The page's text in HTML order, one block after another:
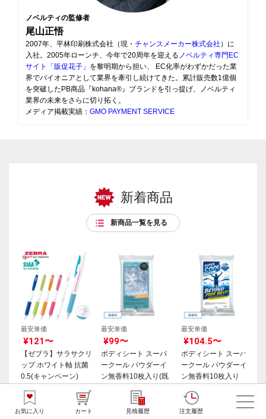
お気に入り カート 見積履歴 注文履歴
ノベルティの監修者
尾山正悟
2007年、平林印刷株式会社（現・ チャンスメーカー株式会社 ）に
入社。2005年ローンチ、今年で20周年を迎える ノベルティ専門EC
サイト「販促花子」 を黎明期から担い、 EC化率がわずかだった業
界でパイオニアとして業界を牽引し続けてきた。累計販売数1億個
を突破したPB商品『kohana®』ブランドを引っ提げ、ノベルティ
業界の未来をさらに切り拓く。
メディア掲載実績： GMO PAYMENT SERVICE
新着商品
新商品一覧を見る
最安単価
¥121〜
【ゼブラ】サラサクリ
ップ ホワイト軸 抗菌
0.5(キャンペーン)
最安単価
¥99〜
ボディシート スーパ
ークール パウダーイ
ン無香料10枚入り(既
最安単価
¥104.5〜
ボディシート スーパ
ークール パウダーイ
ン無香料10枚入り